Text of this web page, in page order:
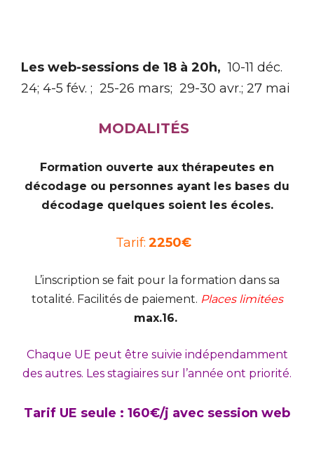
Les web-sessions de 18 à 20h, 10-11 déc.
24; 4-5 fév. ; 25-26 mars; 29-30 avr.; 27 mai
MODALITÉS
Formation ouverte aux thérapeutes en
décodage ou personnes ayant les bases du
décodage quelques soient les écoles.
Tarif: 2250€
L’inscription se fait pour la formation dans sa
totalité. Facilités de paiement. Places limitées
max.16.
Chaque UE peut être suivie indépendamment
des autres. Les stagiaires sur l’année ont priorité.
Tarif UE seule : 160€/j avec session web